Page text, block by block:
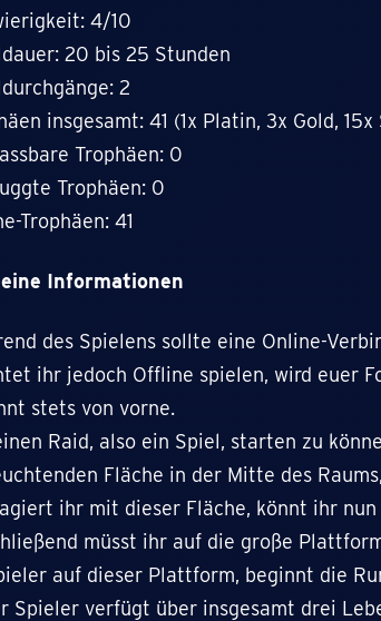
4/10
20 bis 25 Stunden
2
insgesamt: 41 (1x Platin, 3x Gold,
Trophäen: 0
Trophäen: 0
Trophäen: 41
Informationen
des Spielens sollte eine Online-
ihr jedoch Offline spielen, wird euer
stets von vorne.
Raid, also ein Spiel, starten zu
Fläche in der Mitte des
ihr mit dieser Fläche, könnt ihr
müsst ihr auf die große
auf dieser Plattform, beginnt die
Spieler verfügt über insgesamt drei